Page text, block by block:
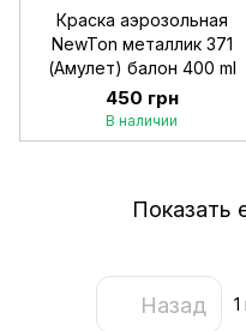
Краска аэрозольная
NewTon металлик 371
(Амулет) балон 400 ml
450 грн
В наличии
Показать
Назад 1